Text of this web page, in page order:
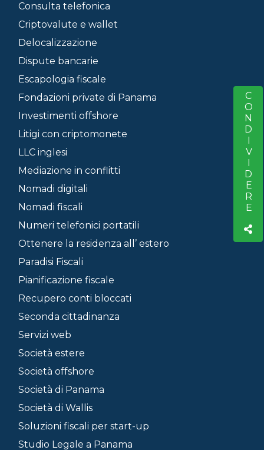
CONDIVIDERE
Consulta telefonica
Criptovalute e wallet
Delocalizzazione
Dispute bancarie
Escapologia fiscale
Fondazioni private di Panama
Investimenti offshore
Litigi con criptomonete
LLC inglesi
Mediazione in conflitti
Nomadi digitali
Nomadi fiscali
Numeri telefonici portatili
Ottenere la residenza all’ estero
Paradisi Fiscali
Pianificazione fiscale
Recupero conti bloccati
Seconda cittadinanza
Servizi web
Società estere
Società offshore
Società di Panama
Società di Wallis
Soluzioni fiscali per start-up
Studio Legale a Panama